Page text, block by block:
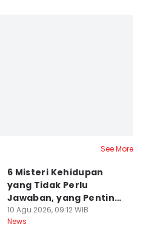
See More
6 Misteri Kehidupan
yang Tidak Perlu
Jawaban, yang Penting
Maknanya
10 Agu 2026, 09:12 WIB
News